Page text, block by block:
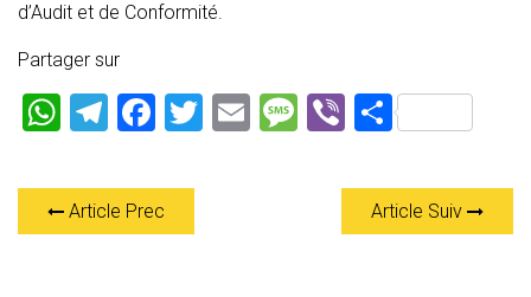
d’Audit et de Conformité.
Partager sur
W
at
s
T
e
gr
F
ce
b
T
E
M Vi
er
P
ta
g
Article Prec Article Suiv